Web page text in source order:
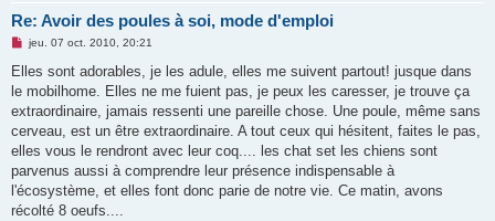
Re: Avoir des poules à soi, mode d'emploi
M
s
a
g
n
o
l
u
jeu. 07 oct. 2010, 20:21
Elles sont adorables, je les adule, elles me suivent partout! jusque dans
le mobilhome. Elles ne me fuient pas, je peux les caresser, je trouve ça
extraordinaire, jamais ressenti une pareille chose. Une poule, même sans
cerveau, est un être extraordinaire. A tout ceux qui hésitent, faites le pas,
elles vous le rendront avec leur coq.... les chat set les chiens sont
parvenus aussi à comprendre leur présence indispensable à
l'écosystème, et elles font donc parie de notre vie. Ce matin, avons
récolté 8 oeufs....